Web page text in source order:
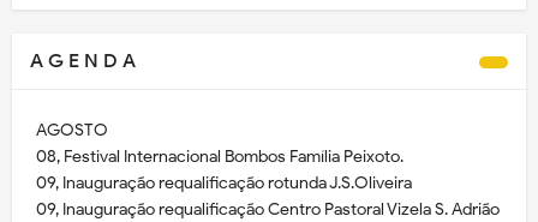
A G E N D A
AGOSTO
08, Festival Internacional Bombos Família Peixoto.
09, Inauguração requalificação rotunda J.S.Oliveira
09, Inauguração requalificação Centro Pastoral Vizela S. Adrião